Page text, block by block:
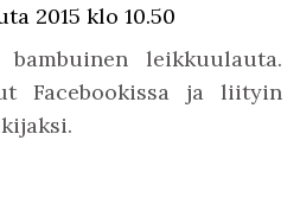
2015 klo 10.50
leikkuulauta.
Facebookissa ja liityin